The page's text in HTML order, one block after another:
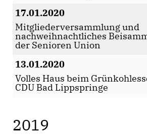
17.01.2020
Mitgliederversammlung und
nachweihnachtliches
der Senioren Union
13.01.2020
Volles Haus beim
CDU Bad Lippspringe
2019